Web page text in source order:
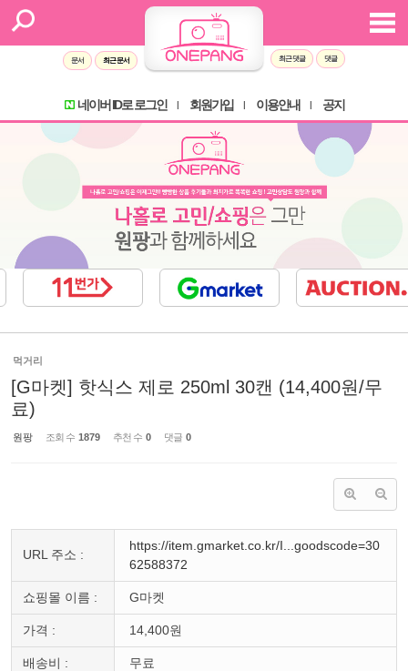
문서 최근 문서 최근 댓글 댓글
네이버 ID로 로그인 회원가입 이용안내 공지
먹거리
[G마켓] 핫식스 제로 250ml 30캔 (14,400원/무
료)
원팡 조회 수 1879 추천 수 0 댓글 0
URL 주소 :
https://item.gmarket.co.kr/I...goodscode=30
62588372
쇼핑몰 이름 : G마켓
가격 : 14,400원
배송비 : 무료